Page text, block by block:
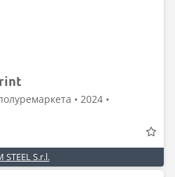
• 2024 •
STEEL S.r.l.